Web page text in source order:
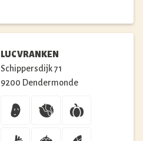
LUC VRANKEN
Schippersdijk 71
9200 Dendermonde